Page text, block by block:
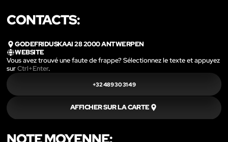
CONTACTS:
GODEFRIDUSKAAI 28 2000 ANTWERPEN
WEBSITE
Vous avez trouvé une faute de frappe? Sélectionnez le texte et appuyez
surCtrl+Enter.
+32 489 30 31 49
AFFICHER SUR LA CARTE